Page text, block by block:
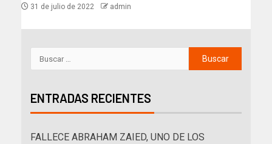
31 de julio de 2022 admin
ENTRADAS RECIENTES
FALLECE ABRAHAM ZAIED, UNO DE LOS